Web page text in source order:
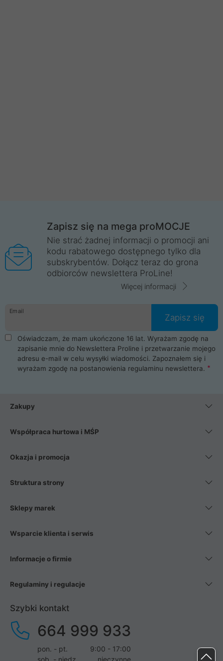
Zapisz się na mega proMOCJE
Nie strać żadnej informacji o promocji ani
kodu rabatowego dostępnego tylko dla
subskrybentów. Dołącz teraz do grona
odbiorców newslettera ProLine!
Więcej informacji
Email
Zapisz się
Oświadczam, że mam ukończone 16 lat. Wyrażam zgodę na
zapisanie mnie do Newslettera Proline i przetwarzanie mojego
adresu e-mail w celu wysyłki wiadomości. Zapoznałem się i
wyrażam zgodę na postanowienia regulaminu newslettera.
Zakupy
Współpraca hurtowa i MŚP
Okazja i promocja
Struktura strony
Sklepy marek
Wsparcie klienta i serwis
Informacje o firmie
Regulaminy i regulacje
Szybki kontakt
664 999 933
pon. - pt.
9:00 - 17:00
sob. - niedz.
nieczynne